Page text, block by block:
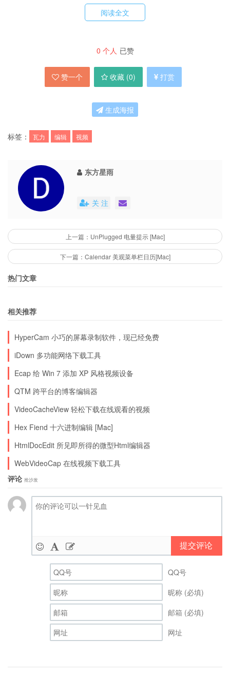
上面那个视频里，是瓦力，没错，远离 blog 界专
那里。可以连上 MP3 让瓦力唱歌跳舞。。。
P.S. 我们在饭否 上开设了帐号，感谢饭否还保留着
阅读全文
0 个人 已赞
赞一个 收藏 (0) 打赏
生成海报
标签： 瓦力 编辑 视频
东方星雨
关 注
上一篇：UnPlugged 电量提示 [Mac]
下一篇：Calendar 美观菜单栏日历[Mac]
热门文章
相关推荐
HyperCam 小巧的屏幕录制软件，现已经免费
iDown 多功能网络下载工具
Ecap 给 Win 7 添加 XP 风格视频设备
QTM 跨平台的博客编辑器
VideoCacheView 轻松下载在线观看的视频
Hex Fiend 十六进制编辑 [Mac]
HtmlDocEdit 所见即所得的微型Html编辑器
WebVideoCap 在线视频下载工具
评论 抢沙发
提交评论
QQ号
昵称 (必填)
邮箱 (必填)
网址